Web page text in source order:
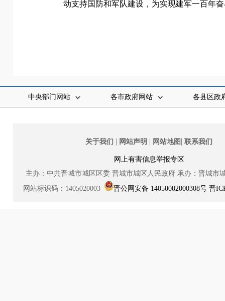
动支持国防和军队建设，为实现建军一百年
中央部门网站 各市政府网站 各县区政
关于我们 | 网站声明 | 网站地图 | 联系我们
网上有害信息举报专区
主办：中共晋城市城区区委 晋城市城区人民政府 承办：晋城市
网站标识码：1405020003
晋公网安备 14050002000308号 晋